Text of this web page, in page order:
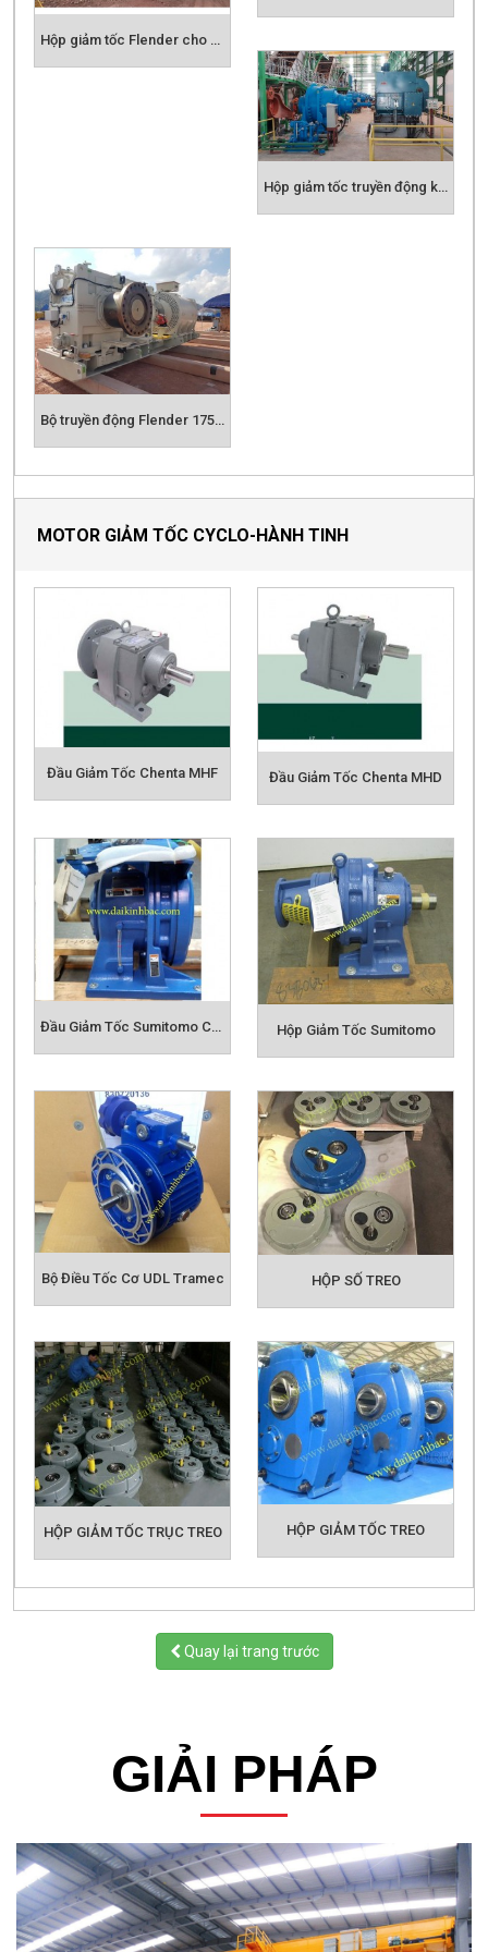
Hộp giảm tốc Flender cho băng tải ở Lào 7,3 km
Hộp giảm tốc truyền động kép Flender cho ứng dụng mía đường
Bộ truyền động Flender 1750kW
MOTOR GIẢM TỐC CYCLO-HÀNH TINH
Đầu Giảm Tốc Chenta MHF Đầu Giảm Tốc Chenta MHD
Đầu Giảm Tốc Sumitomo Cyclo Hộp Giảm Tốc Sumitomo
Bộ Điều Tốc Cơ UDL Tramec HỘP SỐ TREO
HỘP GIẢM TỐC TRỤC TREO HỘP GIẢM TỐC TREO
Quay lại trang trước
GIẢI PHÁP